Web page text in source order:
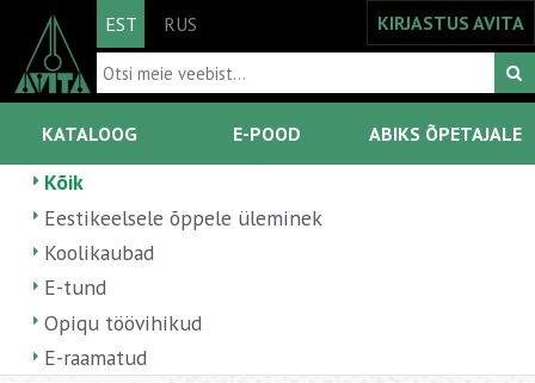
EST RUS KIRJASTUS AVITA
KATALOOG E-POOD ABIKS ÕPETAJALE
Kõik
Eestikeelsele õppele üleminek
Koolikaubad
E-tund
Opiqu töövihikud
E-raamatud